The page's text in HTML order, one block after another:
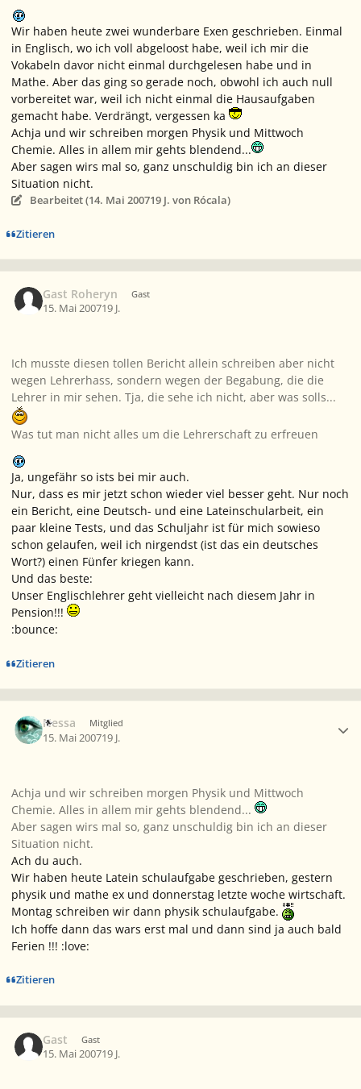
Wir haben heute zwei wunderbare Exen geschrieben. Einmal
in Englisch, wo ich voll abgeloost habe, weil ich mir die
Vokabeln davor nicht einmal durchgelesen habe und in
Mathe. Aber das ging so gerade noch, obwohl ich auch null
vorbereitet war, weil ich nicht einmal die Hausaufgaben
gemacht habe. Verdrängt, vergessen ka
Achja und wir schreiben morgen Physik und Mittwoch
Chemie. Alles in allem mir gehts blendend...
Aber sagen wirs mal so, ganz unschuldig bin ich an dieser
Situation nicht.
Bearbeitet (14. Mai 200719 J. von Rócala)
Zitieren
Gast Roheryn Gast
15. Mai 200719 J.
Ich musste diesen tollen Bericht allein schreiben aber nicht
wegen Lehrerhass, sondern wegen der Begabung, die die
Lehrer in mir sehen. Tja, die sehe ich nicht, aber was solls...
Was tut man nicht alles um die Lehrerschaft zu erfreuen
Ja, ungefähr so ists bei mir auch.
Nur, dass es mir jetzt schon wieder viel besser geht. Nur noch
ein Bericht, eine Deutsch- und eine Lateinschularbeit, ein
paar kleine Tests, und das Schuljahr ist für mich sowieso
schon gelaufen, weil ich nirgendst (ist das ein deutsches
Wort?) einen Fünfer kriegen kann.
Und das beste:
Unser Englischlehrer geht vielleicht nach diesem Jahr in
Pension!!!
:bounce:
Zitieren
Nessa Mitglied
15. Mai 200719 J.
Achja und wir schreiben morgen Physik und Mittwoch
Chemie. Alles in allem mir gehts blendend...
Aber sagen wirs mal so, ganz unschuldig bin ich an dieser
Situation nicht.
Ach du auch.
Wir haben heute Latein schulaufgabe geschrieben, gestern
physik und mathe ex und donnerstag letzte woche wirtschaft.
Montag schreiben wir dann physik schulaufgabe.
Ich hoffe dann das wars erst mal und dann sind ja auch bald
Ferien !!! :love:
Zitieren
Gast Gast
15. Mai 200719 J.